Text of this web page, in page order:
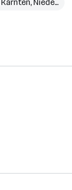
Kärnten, Niederösterreich